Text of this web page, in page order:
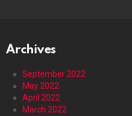
Archives
September 2022
May 2022
April 2022
March 2022